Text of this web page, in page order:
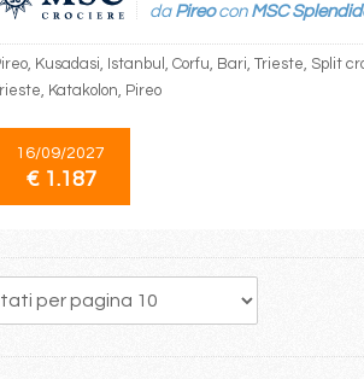
da Pireocon MSC
Kusadasi, Istanbul, Corfu, Bari, Trieste, Split
Katakolon, Pireo
16/09/2027
€ 1.187
189 190 191 193